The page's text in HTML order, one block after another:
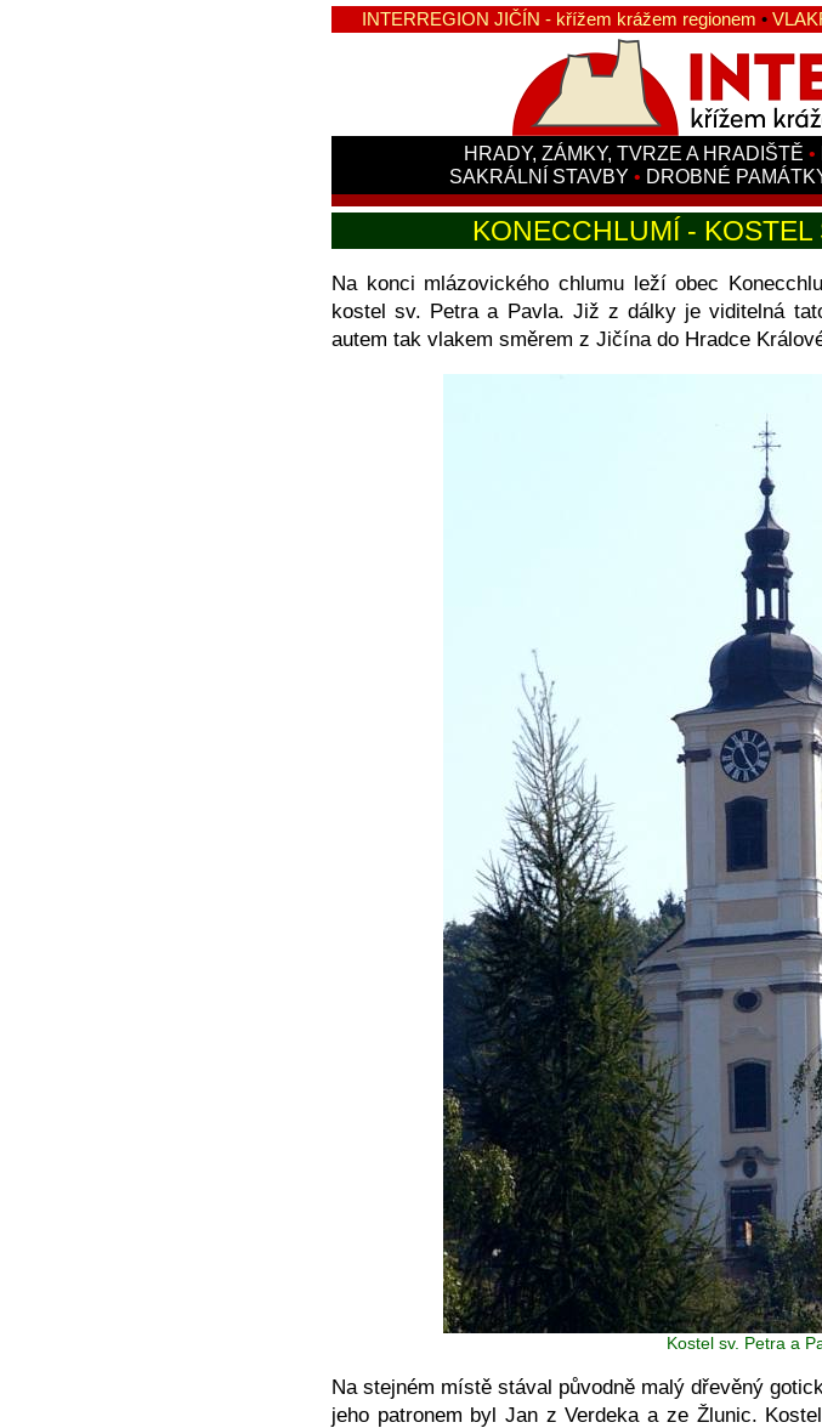
INTERREGION JIČÍN - křížem krážem regionem •
HRADY, ZÁMKY, TVRZE A HRADIŠTĚ •
SAKRÁLNÍ STAVBY • DROBNÉ
KONECCHLUMÍ - KOSTEL
Na konci mlázovického chlumu leží obec
kostel sv. Petra a Pavla. Již z dálky je viditelná
autem tak vlakem směrem z Jičína do Hradce
Kostel sv. Petra a
Na stejném místě stával původně malý dřevěný
jeho patronem byl Jan z Verdeka a ze Žlunic.